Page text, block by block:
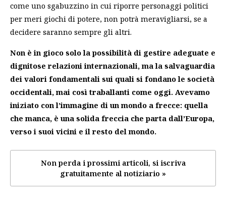
come uno sgabuzzino in cui riporre personaggi politici
per meri giochi di potere, non potrà meravigliarsi, se a
decidere saranno sempre gli altri.
Non è in gioco solo la possibilità di gestire adeguate e
dignitose relazioni internazionali, ma la salvaguardia
dei valori fondamentali sui quali si fondano le società
occidentali, mai così traballanti come oggi. Avevamo
iniziato con l’immagine di un mondo a frecce: quella
che manca, è una solida freccia che parta dall’Europa,
verso i suoi vicini e il resto del mondo.
Non perda i prossimi articoli, si iscriva
gratuitamente al notiziario »